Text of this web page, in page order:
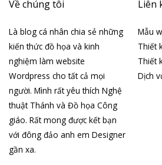
Về chúng tôi
Là blog cá nhân chia sẻ những
kiến thức đồ họa và kinh
nghiệm làm website
Wordpress cho tất cả mọi
người. Mình rất yêu thích Nghệ
thuật Thánh và Đồ họa Công
giáo. Rất mong được kết bạn
với đông đảo anh em Designer
gần xa.
Liên
Mẫu
Thiết
Thiết
Dịch